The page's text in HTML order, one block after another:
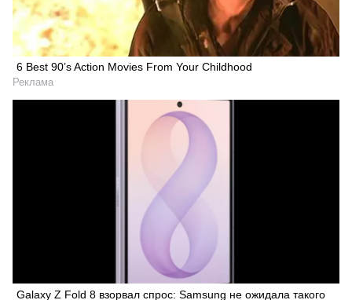
6 Best 90’s Action Movies From Your Childhood
Реклама
Galaxy Z Fold 8 взорвал спрос: Samsung не ожидала такого